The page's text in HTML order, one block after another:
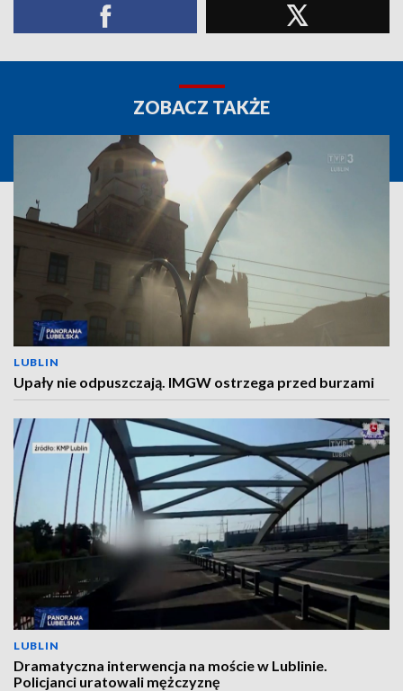
ZOBACZ TAKŻE
LUBLIN
Upały nie odpuszczają. IMGW ostrzega przed burzami
LUBLIN
Dramatyczna interwencja na moście w Lublinie.
Policjanci uratowali mężczyznę